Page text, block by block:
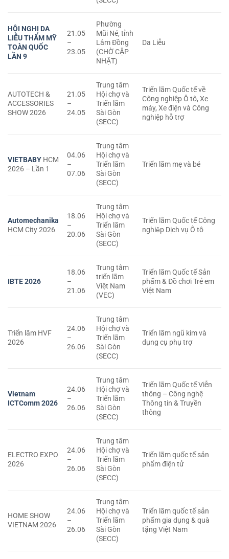
HỘI NGHỊ DA
LIỄU THẨM MỸ
TOÀN QUỐC
LẦN 9
21.05
–
23.05
Phường
Mũi Né, tỉnh
Lâm Đồng
(CHỜ CẬP
NHẬT)
Da Liễu
AUTOTECH &
ACCESSORIES
SHOW 2026
21.05
–
24.05
Trung tâm
Hội chợ và
Triển lãm
Sài Gòn
(SECC)
Triển lãm Quốc tế về
Công nghiệp Ô tô, Xe
máy, Xe điện và Công
nghiệp hỗ trợ
VIETBABY HCM
2026 – Lần 1
04.06
–
07.06
Trung tâm
Hội chợ và
Triển lãm
Sài Gòn
(SECC)
Triển lãm mẹ và bé
Automechanika
HCM City 2026
18.06
–
20.06
Trung tâm
Hội chợ và
Triển lãm
Sài Gòn
(SECC)
Triển lãm Quốc tế Công
nghiệp Dịch vụ Ô tô
IBTE 2026
18.06
–
21.06
Trung tâm
triển lãm
Việt Nam
(VEC)
Triển lãm Quốc tế Sản
phẩm & Đồ chơi Trẻ em
Việt Nam
Triển lãm HVF
2026
24.06
–
26.06
Trung tâm
Hội chợ và
Triển lãm
Sài Gòn
(SECC)
Triển lãm ngũ kim và
dụng cụ phụ trợ
Vietnam
ICTComm 2026
24.06
–
26.06
Trung tâm
Hội chợ và
Triển lãm
Sài Gòn
(SECC)
Triển lãm Quốc tế Viễn
thông – Công nghệ
Thông tin & Truyền
thông
ELECTRO EXPO
2026
24.06
–
26.06
Trung tâm
Hội chợ và
Triển lãm
Sài Gòn
(SECC)
Triển lãm quốc tế sản
phẩm điện tử
HOME SHOW
VIETNAM 2026
24.06
–
26.06
Trung tâm
Hội chợ và
Triển lãm
Sài Gòn
(SECC)
Triển lãm quốc tế sản
phẩm gia dụng & quà
tặng Việt Nam